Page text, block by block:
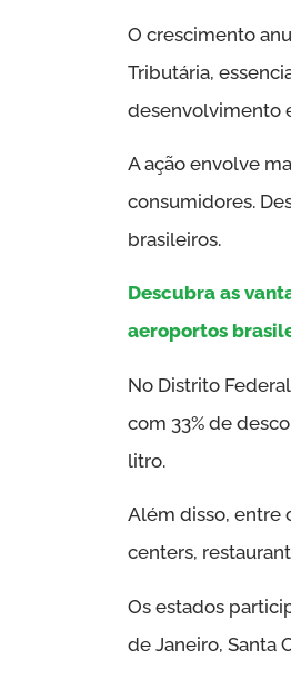
O crescimento
Tributária,
desenvolvimento
A ação envolve
consumidores.
brasileiros.
Descubra as
aeroportos
No Distrito
com 33% de
litro.
Além disso, entre
centers,
Os estados
de Janeiro, Santa